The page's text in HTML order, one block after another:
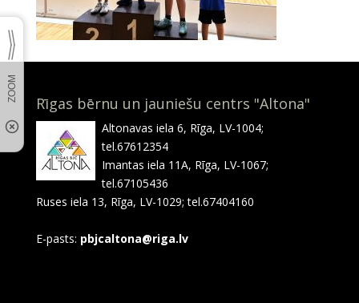
Rīgas bērnu un jauniešu centrs "Altona"
Altonavas iela 6, Rīga, LV-1004;
tel.67612354
Imantas iela 11A, Rīga, LV-1067;
tel.67105436
Ruses iela 13, Rīga, LV-1029; tel.67404160
E-pasts: pbjcaltona@riga.lv